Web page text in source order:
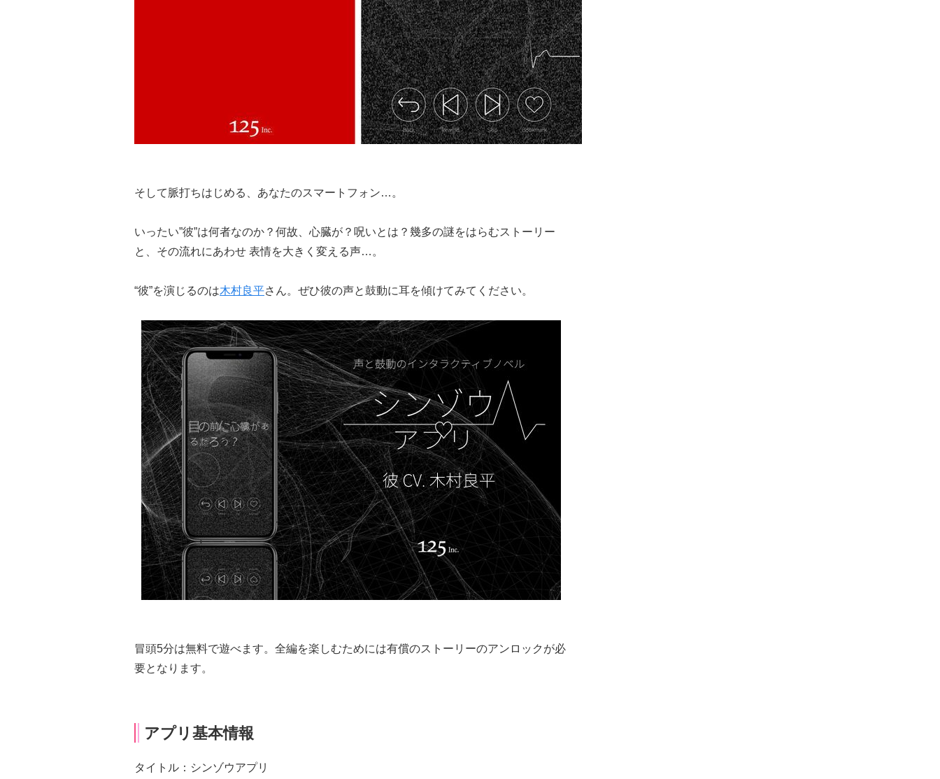
そして脈打ちはじめる、あなたのスマートフォン…。
いったい”彼”は何者なのか？何故、心臓が？呪いとは？幾多の謎をはらむストーリー
と、その流れにあわせ 表情を大きく変える声…。
“彼”を演じるのは木村良平さん。ぜひ彼の声と鼓動に耳を傾けてみてください。
冒頭5分は無料で遊べます。全編を楽しむためには有償のストーリーのアンロックが必
要となります。
アプリ基本情報
タイトル：シンゾウアプリ